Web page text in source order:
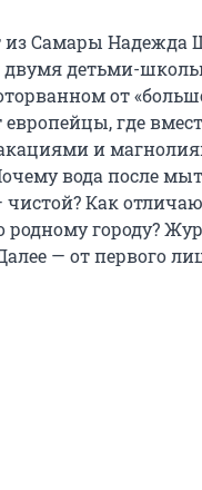
Самары Надежда
двумя детьми-
от
где
и
вода после
Как
родному городу?
— от первого